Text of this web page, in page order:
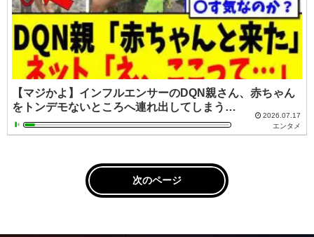
【マジかよ】インフルエンサーのDQN親さん、赤ちゃん
をトンデモないところへ連れ出してしまう…
2026.07.17
エンタメ
次のページ